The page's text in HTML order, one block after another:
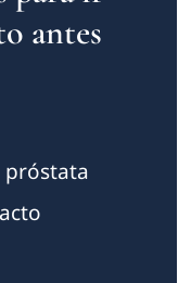
antes
próstata